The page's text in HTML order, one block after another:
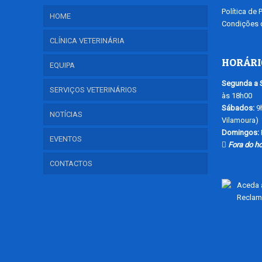
HOME
CLÍNICA VETERINÁRIA
EQUIPA
SERVIÇOS VETERINÁRIOS
NOTÍCIAS
EVENTOS
CONTACTOS
Política de
Condições
Segunda a
às 18h00
Sábados:
Vilamoura)
Domingos:
Fora do
Aceda